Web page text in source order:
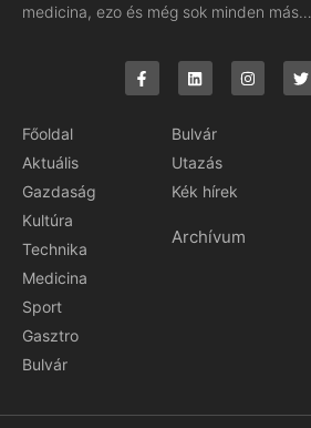
medicina, ezo és még sok minden más…
Főoldal
Aktuális
Gazdaság
Kultúra
Technika
Medicina
Sport
Gasztro
Bulvár
Bulvár
Utazás
Kék hírek
Archívum